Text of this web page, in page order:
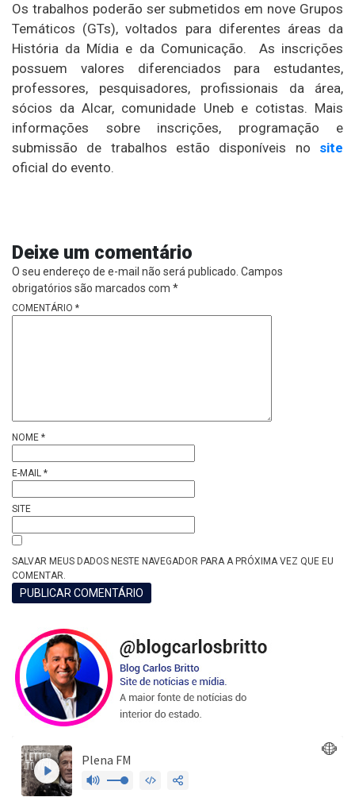
Os trabalhos poderão ser submetidos em nove Grupos
Temáticos (GTs), voltados para diferentes áreas da
História da Mídia e da Comunicação. As inscrições
possuem valores diferenciados para estudantes,
professores, pesquisadores, profissionais da área,
sócios da Alcar, comunidade Uneb e cotistas. Mais
informações sobre inscrições, programação e
submissão de trabalhos estão disponíveis no site
oficial do evento.
Deixe um comentário
O seu endereço de e-mail não será publicado. Campos
obrigatórios são marcados com *
COMENTÁRIO *
NOME *
E-MAIL *
SITE
SALVAR MEUS DADOS NESTE NAVEGADOR PARA A PRÓXIMA VEZ QUE EU
COMENTAR.